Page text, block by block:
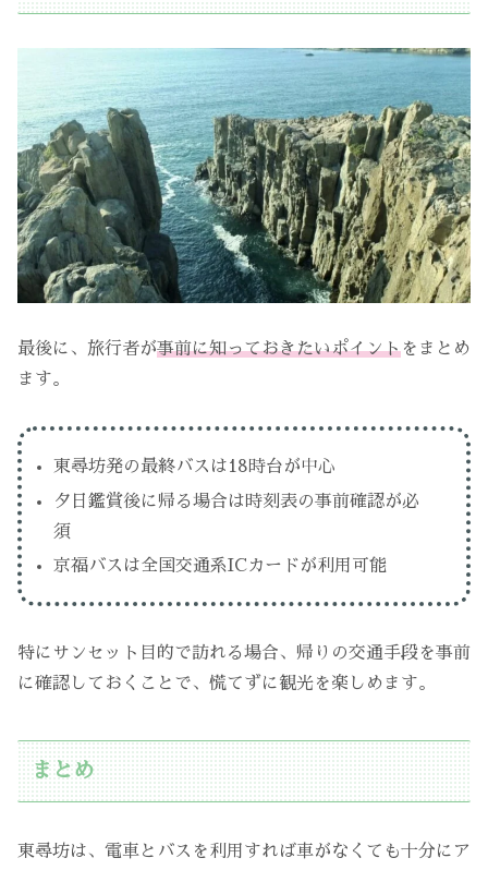
最後に、旅行者が事前に知っておきたいポイントをまとめ
ます。
東尋坊発の最終バスは18時台が中心
夕日鑑賞後に帰る場合は時刻表の事前確認が必
須
京福バスは全国交通系ICカードが利用可能
特にサンセット目的で訪れる場合、帰りの交通手段を事前
に確認しておくことで、慌てずに観光を楽しめます。
まとめ
東尋坊は、電車とバスを利用すれば車がなくても十分にア